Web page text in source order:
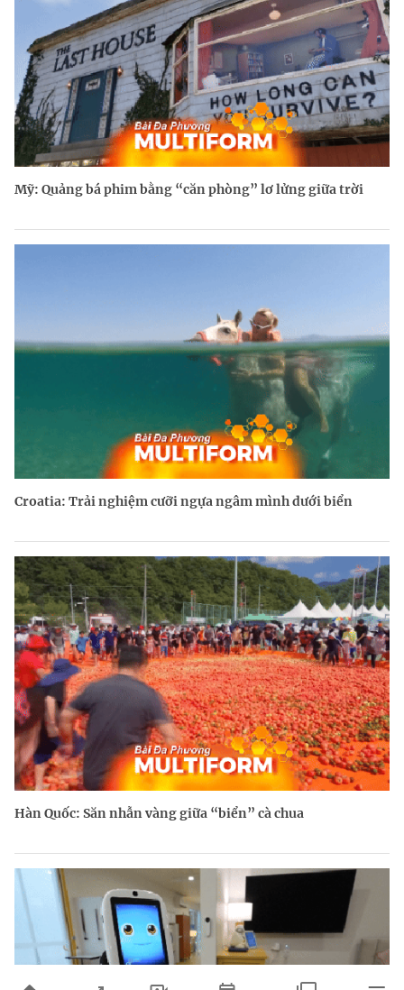
Mỹ: Quảng bá phim bằng “căn phòng” lơ lửng giữa trời
Croatia: Trải nghiệm cưỡi ngựa ngâm mình dưới biển
Hàn Quốc: Săn nhẫn vàng giữa “biển” cà chua